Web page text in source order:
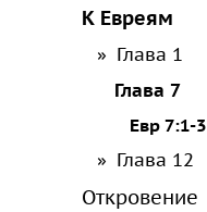
К Евреям
Глава 1
Глава 7
Евр 7:1-3
Глава 12
Откровение